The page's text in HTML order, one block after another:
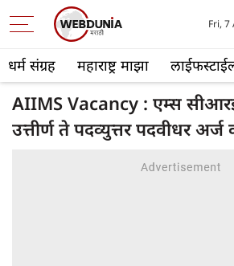
धर्म संग्रह महाराष्ट्र माझा
Fri, 7
AIIMS Vacancy : एम्स
उत्तीर्ण ते पदव्युत्तर पदवीधर